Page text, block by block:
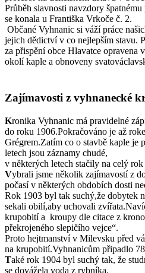
Průběh slavnosti navzdory
se konala u Františka Vrkoče č. 2.
Občané Vyhnanic si váží práce
jejich dědictví v co nejlepším stavu.
za přispění obce Hlavatce opravena
okolí kaple a obnoveny
Zajímavosti z vyhnanecké
Kronika Vyhnanic má pravidelné
do roku 1906.Pokračováno je až
Grégrem.Zatím co o stavbě kaple je
letech jsou záznamy chudé,
v některých letech stačily na celý
Vybrali jsme několik zajímavostí z
počasí v některých obdobích dosti
Rok 1903 byl tak suchý,že dobytek
sekali obilí,aby uchovali
krupobití a kroupy dle citace z
překrojeného slepičího vejce“.
Proto hejtmanství v Milevsku před
na krupobití.Vyhnanicům připadlo
Také rok 1904 byl suchý tak, že
se dovážela voda z rybníka.